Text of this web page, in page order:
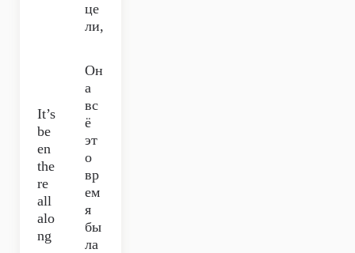
це
ли,
It’s
be
en
the
re
all
alo
ng
Он
а
вс
ё
эт
о
вр
ем
я
бы
ла